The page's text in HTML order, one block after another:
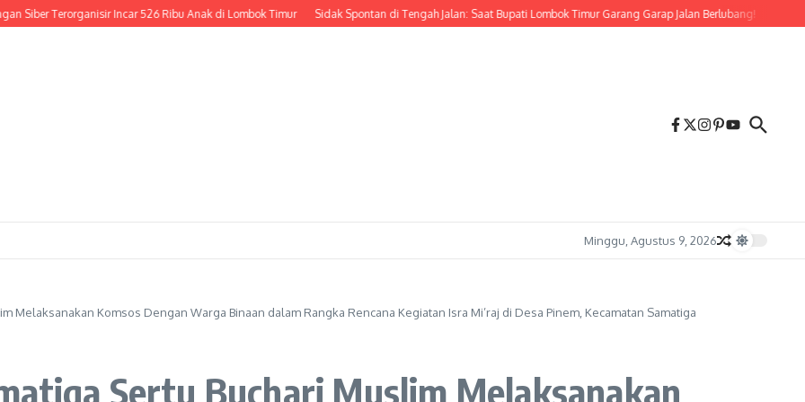
Terorganisir Incar 526 Ribu Anak di Lombok Timur Sidak Spontan di Tengah Jalan: Saat Bupati Lombok Timur Garang Garap Jalan Berlubang! Semangat
Minggu, Agustus 9, 2026
Melaksanakan Komsos Dengan Warga Binaan dalam Rangka Rencana Kegiatan Isra Mi’raj di Desa Pinem, Kecamatan Samatiga
Sertu Buchari Muslim Melaksanakan